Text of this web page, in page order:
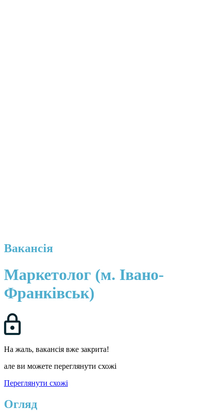
Вакансія
Маркетолог (м. Івано-
Франківськ)
На жаль, вакансія вже закрита!
але ви можете переглянути схожі
Переглянути схожі
Огляд